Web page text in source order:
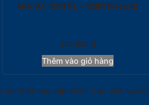
SAN AC 4013 PL – 8MM (Picard)
275.000 ₫
Thêm vào giỏ hàng
nội thất cao cấp khác. Các dịch vụ